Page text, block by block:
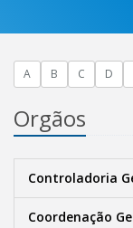
A B C D
Orgãos
Controladoria
Coordenação